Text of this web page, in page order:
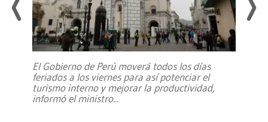
El Gobierno de Perú moverá todos los días
feriados a los viernes para así potenciar el
turismo interno y mejorar la productividad,
informó el ministro...